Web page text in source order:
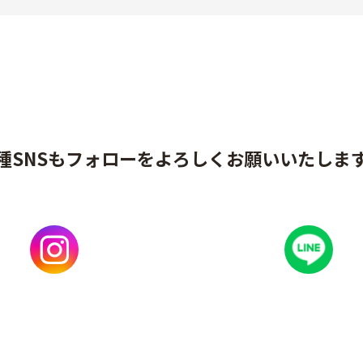
SNSもフォローをよろしくお願いいたしま